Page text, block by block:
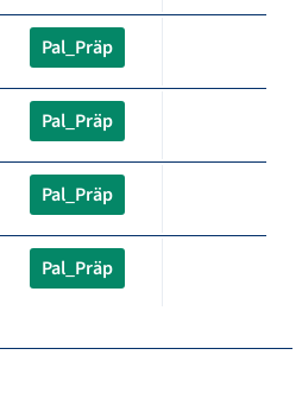
Pal_Präp
Pal_Präp
Pal_Präp
Pal_Präp